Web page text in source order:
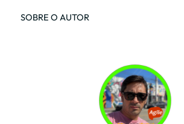
SOBRE O AUTOR